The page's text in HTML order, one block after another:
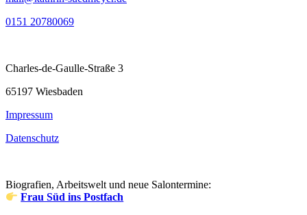
0151 20780069
Charles-de-Gaulle-Straße 3
65197 Wiesbaden
Impressum
Datenschutz
Biografien, Arbeitswelt und neue Salontermine:
Frau Süd ins Postfach